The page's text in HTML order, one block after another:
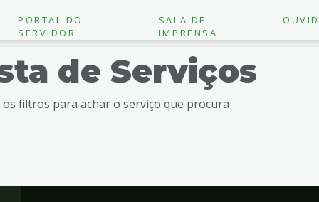
PORTAL DO
SERVIDOR
SALA DE
IMPRENSA
de Serviços
os filtros para achar o serviço que procura